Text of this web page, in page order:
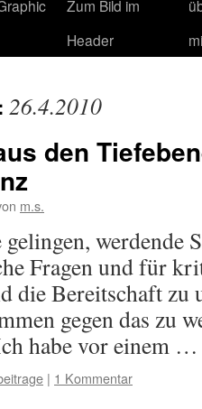
Zum Bild im
Header
26.4.2010
den
m.s.
gelingen, werdende
Fragen und für
die Bereitschaft zu
gegen das zu
habe vor einem
| 1 Kommentar